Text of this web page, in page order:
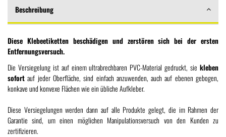
Beschreibung
Diese Klebeetiketten beschädigen und zerstören sich bei der ersten
Entfernungsversuch.
Die Versiegelung ist auf einem ultrabrechbaren PVC-Material gedruckt, sie kleben
sofort auf jeder Oberfläche, sind einfach anzuwenden, auch auf ebenen gebogen,
konkave und konvexe Flächen wie ein übliche Aufkleber.
Diese Versiegelungen werden dann auf alle Produkte gelegt, die im Rahmen der
Garantie sind, um einen möglichen Manipulationsversuch von den Kunden zu
zertifizieren.